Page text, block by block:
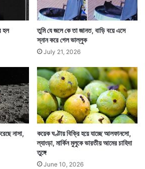
যেখানে এভাবে নানা কোণায় সাপ ছড়িয়ে
মেনে নিচ্ছেন এই সাপের উপদ্রবের
বেশ কিছুদিন ধরেই হোটেলে এভাবে
হল
তুমি যে জলে কে তা জানত, বাড়ি বয়ে এসে
স্নান করে গেল ভাল্লুক
July 21, 2026
নাসা,
কয়েক ঘণ্টায় বিক্রি হয়ে যাচ্ছে আলফানসো,
ল্যাংড়া, মার্কিন মুলুকে ভারতীয় আমের চাহিদা
তুঙ্গে
June 10, 2026